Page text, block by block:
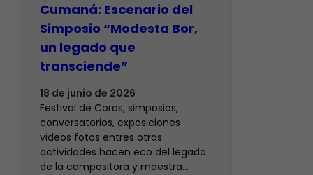
Cumaná: Escenario del
Simposio “Modesta Bor,
un legado que
transciende”
18 de junio de 2026
Festival de Coros, simposios,
conversatorios, exposiciones
videos fotos entres otras
actividades hacen eco del legado
de la compositora y maestra…